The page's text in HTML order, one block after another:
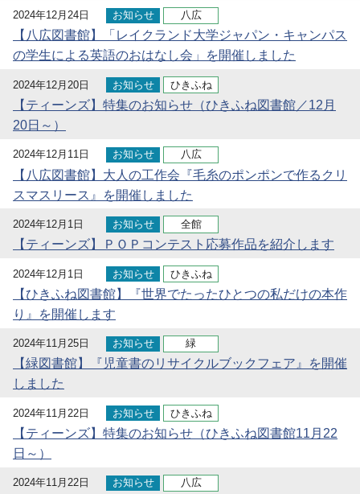
2024年12月24日 お知らせ 八広
【八広図書館】「レイクランド大学ジャパン・キャンパス
の学生による英語のおはなし会」を開催しました
2024年12月20日 お知らせ ひきふね
【ティーンズ】特集のお知らせ（ひきふね図書館／12月
20日～）
2024年12月11日 お知らせ 八広
【八広図書館】大人の工作会『毛糸のポンポンで作るクリ
スマスリース』を開催しました
2024年12月1日 お知らせ 全館
【ティーンズ】ＰＯＰコンテスト応募作品を紹介します
2024年12月1日 お知らせ ひきふね
【ひきふね図書館】『世界でたったひとつの私だけの本作
り』を開催します
2024年11月25日 お知らせ 緑
【緑図書館】『児童書のリサイクルブックフェア』を開催
しました
2024年11月22日 お知らせ ひきふね
【ティーンズ】特集のお知らせ（ひきふね図書館11月22
日～）
2024年11月22日 お知らせ 八広